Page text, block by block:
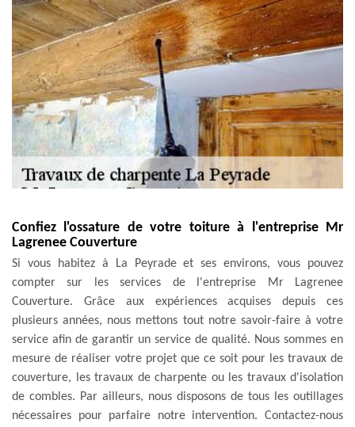
Confiez l'ossature de votre toiture à l'entreprise Mr
Lagrenee Couverture
Si vous habitez à La Peyrade et ses environs, vous pouvez
compter sur les services de l'entreprise Mr Lagrenee
Couverture. Grâce aux expériences acquises depuis ces
plusieurs années, nous mettons tout notre savoir-faire à votre
service afin de garantir un service de qualité. Nous sommes en
mesure de réaliser votre projet que ce soit pour les travaux de
couverture, les travaux de charpente ou les travaux d'isolation
de combles. Par ailleurs, nous disposons de tous les outillages
nécessaires pour parfaire notre intervention. Contactez-nous